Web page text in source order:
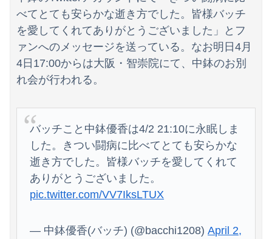
私「妊娠しました」義兄嫁「その子は私が育てる！」→義妹の子を育ててきた私にまさかの要求をしてきて…
【画像】加藤綾子アナ、無防備パン●ラ撮られちゃう
【悲報】露悪系アニメ、最盛期へｗｗｗｗｗ
【悲報】「果糖」が「がん転移」を促すと判明
べてとても安らかな逝き方でした。皆様バッチ
を愛してくれてありがとうございました」とフ
ァンへのメッセージを送っている。なお明日4月
4日17:00からは大阪・智崇院にて、中鉢のお別
れ会が行われる。
バッチこと中鉢優香は4/2 21:10に永眠しま
した。きつい闘病に比べてとても安らかな
逝き方でした。皆様バッチを愛してくれて
ありがとうございました。
pic.twitter.com/VV7IksLTUX
— 中鉢優香(バッチ) (@bacchi1208)April 2,